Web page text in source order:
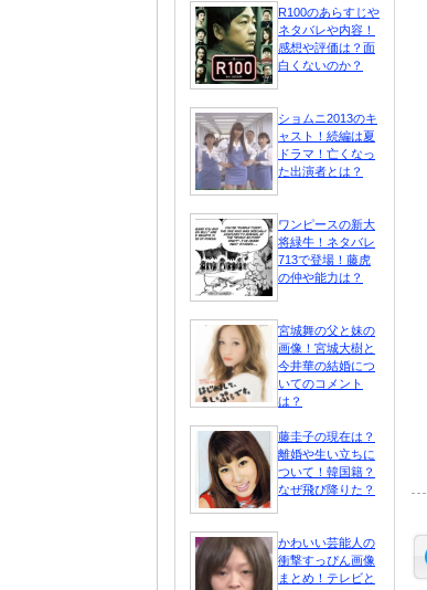
R100のあらすじや
ネタバレや内容！
感想や評価は？面
白くないのか？
ショムニ2013のキ
ャスト！続編は夏
ドラマ！亡くなっ
た出演者とは？
ワンピースの新大
将緑牛！ネタバレ
713で登場！藤虎
の仲や能力は？
宮城舞の父と妹の
画像！宮城大樹と
今井華の結婚につ
いてのコメント
は？
藤圭子の現在は？
離婚や生い立ちに
ついて！韓国籍？
なぜ飛び降りた？
かわいい芸能人の
衝撃すっぴん画像
まとめ！テレビと